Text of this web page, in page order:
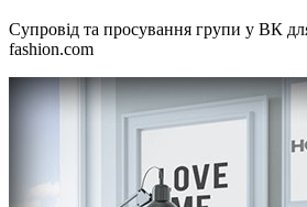
Супровід та просування групи у ВК
fashion.com